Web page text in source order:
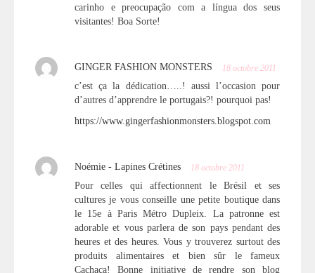
carinho e preocupação com a língua dos seus
visitantes! Boa Sorte!
GINGER FASHION MONSTERS 18 octobre 2011
c’est ça la dédication…..! aussi l’occasion pour
d’autres d’apprendre le portugais?! pourquoi pas!
https://www.gingerfashionmonsters.blogspot.com
Noémie - Lapines Crétines 18 octobre 2011
Pour celles qui affectionnent le Brésil et ses
cultures je vous conseille une petite boutique dans
le 15e à Paris Métro Dupleix. La patronne est
adorable et vous parlera de son pays pendant des
heures et des heures. Vous y trouverez surtout des
produits alimentaires et bien sûr le fameux
Cachaça! Bonne initiative de rendre son blog